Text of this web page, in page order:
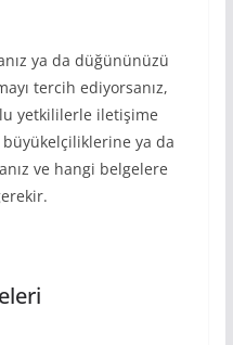
ya da düğününüzü
tercih ediyorsanız,
yetkililerle iletişime
ya da
ve hangi belgelere